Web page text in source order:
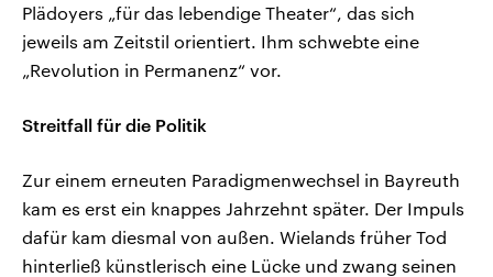
Plädoyers „für das lebendige Theater“, das sich
jeweils am Zeitstil orientiert. Ihm schwebte eine
„Revolution in Permanenz“ vor.
Streitfall für die Politik
Zur einem erneuten Paradigmenwechsel in Bayreuth
kam es erst ein knappes Jahrzehnt später. Der Impuls
dafür kam diesmal von außen. Wielands früher Tod
hinterließ künstlerisch eine Lücke und zwang seinen